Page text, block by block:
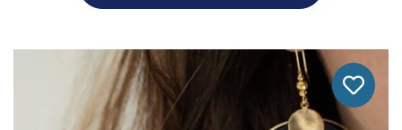
39.00 €
A
Variations.